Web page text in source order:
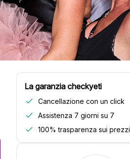
La garanzia checkyeti
Cancellazione con un click
Assistenza 7 giorni su 7
100% trasparenza sui prezzi